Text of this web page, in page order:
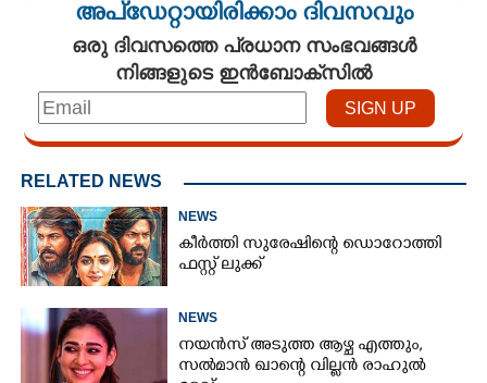
അപ്ഡേറ്റായിരിക്കാം ദിവസവും
ഒരു ദിവസത്തെ പ്രധാന സംഭവങ്ങൾ
നിങ്ങളുടെ ഇൻബോക്സിൽ
RELATED NEWS
NEWS
കീർത്തി സുരേഷിന്റെ ഡൊറോത്തി
ഫസ്റ്റ് ലുക്ക്
NEWS
നയൻസ് അടുത്ത ആഴ്ച എത്തും,
സൽമാൻ ഖാന്റെ വില്ലൻ രാഹുൽ